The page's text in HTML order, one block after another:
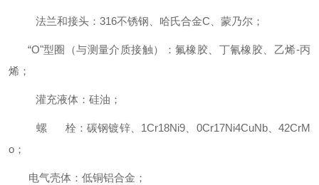
法兰和接头：316不锈钢、哈氏合金C、蒙乃尔；
“O"型圈（与测量介质接触）：氟橡胶、丁氰橡胶、乙烯-丙
烯；
灌充液体：硅油；
螺 栓：碳钢镀锌、1Cr18Ni9、0Cr17Ni4CuNb、42CrM
o；
电气壳体：低铜铝合金；